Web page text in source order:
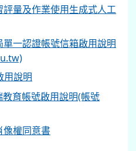
量及作業使用生成式人工
單一認證帳號信箱啟用說明
用說明
育帳號啟用說明(帳號
像權同意書